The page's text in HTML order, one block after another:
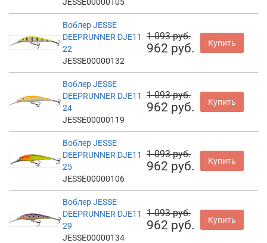
Воблер JESSE
DEEPRUNNER DJE11
22
JESSE00000132
1 093 руб.
962 руб. Купить
Воблер JESSE
DEEPRUNNER DJE11
24
JESSE00000119
1 093 руб.
962 руб. Купить
Воблер JESSE
DEEPRUNNER DJE11
25
JESSE00000106
1 093 руб.
962 руб. Купить
Воблер JESSE
DEEPRUNNER DJE11
29
JESSE00000134
1 093 руб.
962 руб. Купить